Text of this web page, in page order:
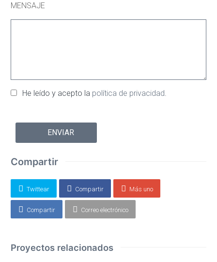
MENSAJE
He leído y acepto la política de privacidad
favor,
campo
Compartir
Twittear Compartir Más uno
Compartir Correo electrónico
Proyectos relacionados